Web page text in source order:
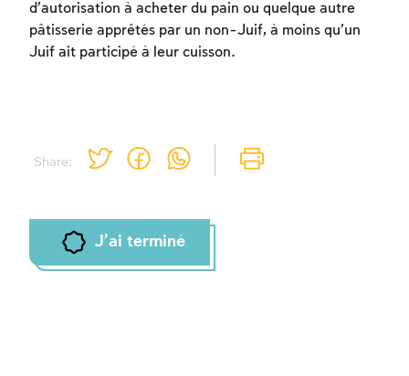
Share:
d’autorisation à acheter du pain ou quelque autre
pâtisserie apprêtés par un non-Juif, à moins qu’un
Juif ait participé à leur cuisson.
J'ai terminé
Inscription requise
Afin d'enregistrer ce que vous avez étudié,
Inscription Connexion